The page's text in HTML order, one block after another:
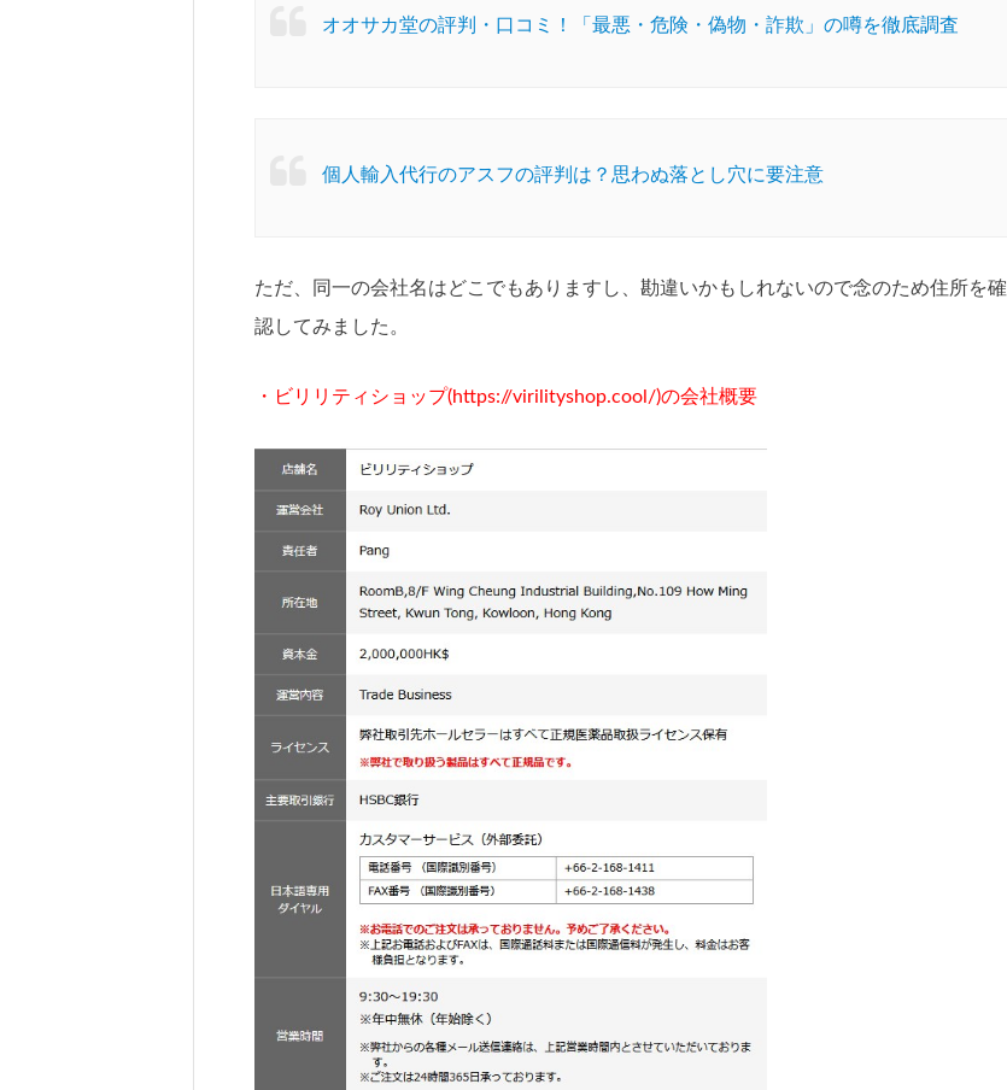
オオサカ堂の評判・口コミ！「最悪・危険・偽物・詐欺」の噂を徹底調査
個人輸入代行のアスフの評判は？思わぬ落とし穴に要注意
ただ、同一の会社名はどこでもありますし、勘違いかもしれないので念のため住所を確
認してみました。
・ビリリティショップ(https://virilityshop.cool/)の会社概要